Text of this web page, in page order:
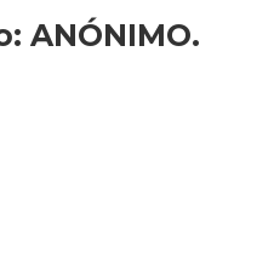
ANÓNIMO.